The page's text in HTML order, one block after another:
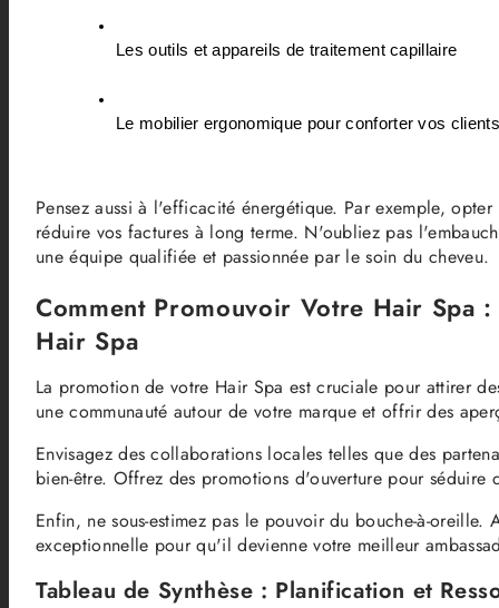
Les outils et appareils de traitement capillaire
Le mobilier ergonomique pour conforter vos clients
Pensez aussi à l'efficacité énergétique. Par exemple,
réduire vos factures à long terme. N'oubliez pas
une équipe qualifiée et passionnée par le soin du cheveu.
Comment Promouvoir Votre Hair Spa
Hair Spa
La promotion de votre Hair Spa est cruciale pour attirer
une communauté autour de votre marque et offrir des
Envisagez des collaborations locales telles que des
bien-être. Offrez des promotions d'ouverture pour séduire
Enfin, ne sous-estimez pas le pouvoir du bouche-à-oreille.
exceptionnelle pour qu'il devienne votre meilleur
Tableau de Synthèse : Planification et